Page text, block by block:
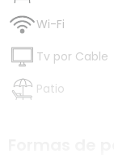
Wi-Fi
Tv por Cable
Patio